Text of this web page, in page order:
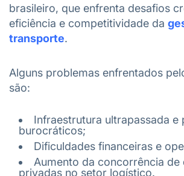
brasileiro, que enfrenta desafios
eficiência e competitividade da
transporte.
Alguns problemas enfrentados
são:
Infraestrutura ultrapassada e
burocráticos;
Dificuldades financeiras e
Aumento da concorrência de
privadas no setor logístico.